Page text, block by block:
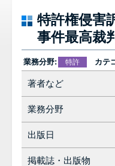
特許権侵害
事件最高裁
業務分野: 特許 カテ
著者など
業務分野
出版日
掲載誌・出版物